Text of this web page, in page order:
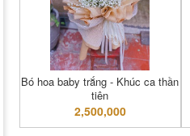
Bó hoa baby trắng - Khúc ca thần
tiên
2,500,000